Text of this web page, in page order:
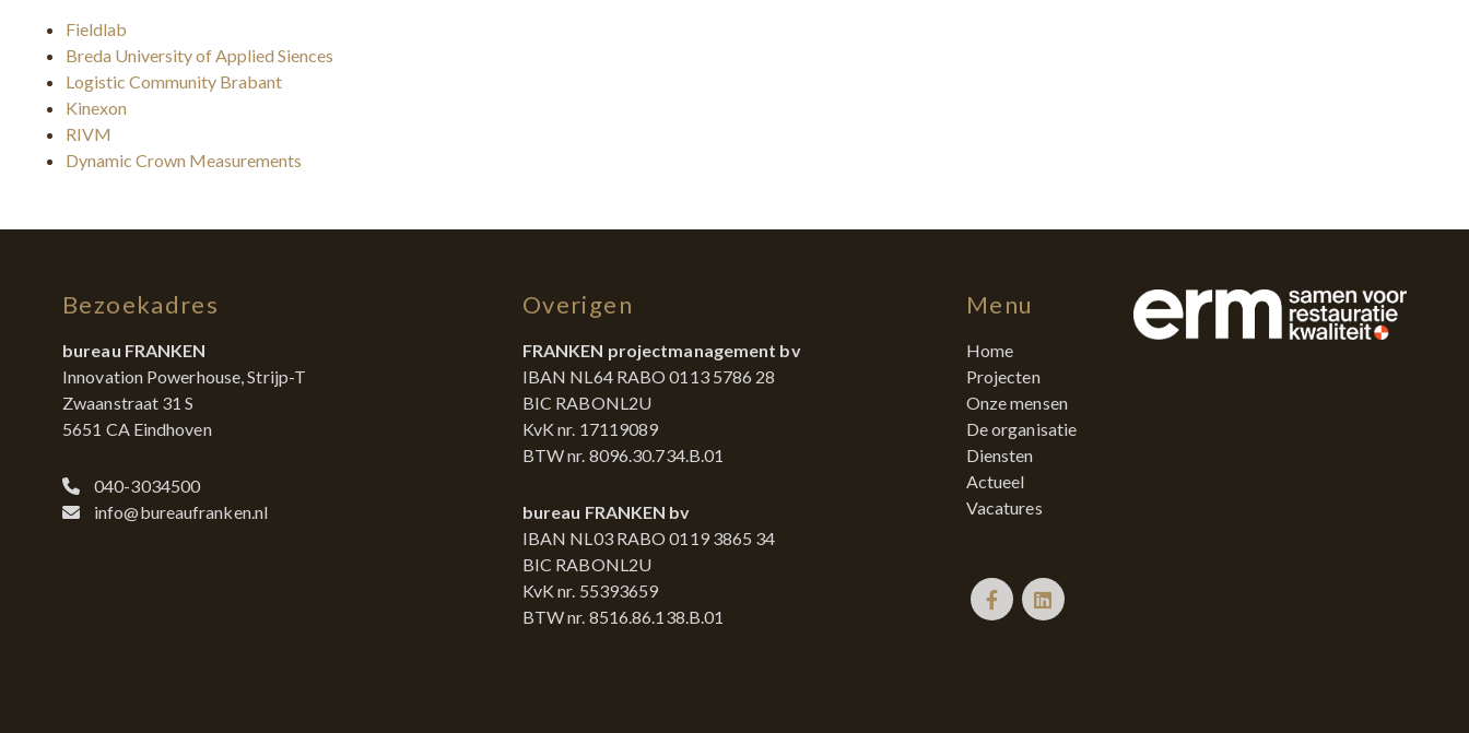
Fieldlab
Breda University of Applied Siences
Logistic Community Brabant
Kinexon
RIVM
Dynamic Crown Measurements
Bezoekadres
bureau FRANKEN
Innovation Powerhouse, Strijp-T
Zwaanstraat 31 S
5651 CA Eindhoven
040-3034500
info@bureaufranken.nl
Overigen
FRANKEN projectmanagement bv
IBAN NL64 RABO 0113 5786 28
BIC RABONL2U
KvK nr. 17119089
BTW nr. 8096.30.734.B.01
bureau FRANKEN bv
IBAN NL03 RABO 0119 3865 34
BIC RABONL2U
KvK nr. 55393659
BTW nr. 8516.86.138.B.01
Menu
Home
Projecten
Onze mensen
De organisatie
Diensten
Actueel
Vacatures